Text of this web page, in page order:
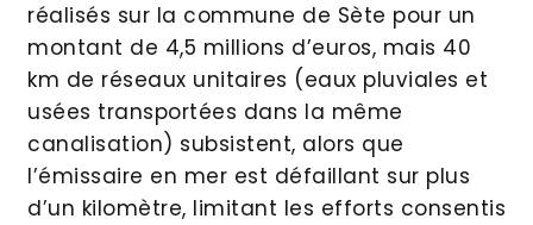
réalisés sur la commune de Sète pour un
montant de 4,5 millions d’euros, mais 40
km de réseaux unitaires (eaux pluviales et
usées transportées dans la même
canalisation) subsistent, alors que
l’émissaire en mer est défaillant sur plus
d’un kilomètre, limitant les efforts consentis